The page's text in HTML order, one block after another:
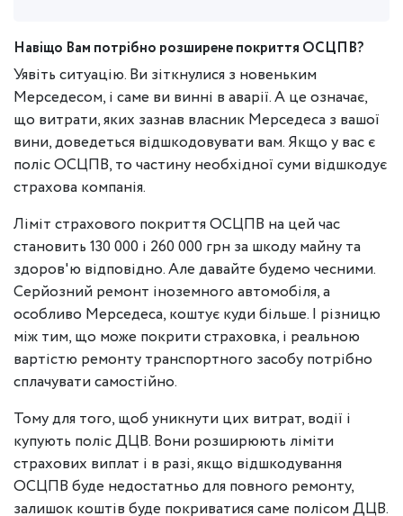
Навіщо Вам потрібно розширене покриття ОСЦПВ?
Уявіть ситуацію. Ви зіткнулися з новеньким
Мерседесом, і саме ви винні в аварії. А це означає,
що витрати, яких зазнав власник Мерседеса з вашої
вини, доведеться відшкодовувати вам. Якщо у вас є
поліс ОСЦПВ, то частину необхідної суми відшкодує
страхова компанія.
Ліміт страхового покриття ОСЦПВ на цей час
становить 130 000 і 260 000 грн за шкоду майну та
здоров'ю відповідно. Але давайте будемо чесними.
Серйозний ремонт іноземного автомобіля, а
особливо Мерседеса, коштує куди більше. І різницю
між тим, що може покрити страховка, і реальною
вартістю ремонту транспортного засобу потрібно
сплачувати самостійно.
Тому для того, щоб уникнути цих витрат, водії і
купують поліс ДЦВ. Вони розширюють ліміти
страхових виплат і в разі, якщо відшкодування
ОСЦПВ буде недостатньо для повного ремонту,
залишок коштів буде покриватися саме полісом ДЦВ.